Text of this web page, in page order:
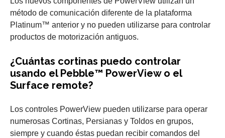
método de comunicación diferente de la plataforma
Platinum™ anterior y no pueden utilizarse para controlar
productos de motorización antiguos.
¿Cuántas cortinas puedo controlar
usando el Pebble™ PowerView o el
Surface remote?
Los controles PowerView pueden utilizarse para operar
numerosas Cortinas, Persianas y Toldos en grupos,
siempre y cuando éstas puedan recibir comandos del